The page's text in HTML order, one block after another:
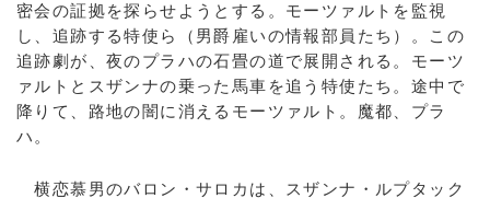
密会の証拠を探らせようとする。モーツァルトを監視
し、追跡する特使ら（男爵雇いの情報部員たち）。この
追跡劇が、夜のプラハの石畳の道で展開される。モーツ
ァルトとスザンナの乗った馬車を追う特使たち。途中で
降りて、路地の闇に消えるモーツァルト。魔都、プラ
ハ。
横恋慕男のバロン・サロカは、スザンナ・ルプタック